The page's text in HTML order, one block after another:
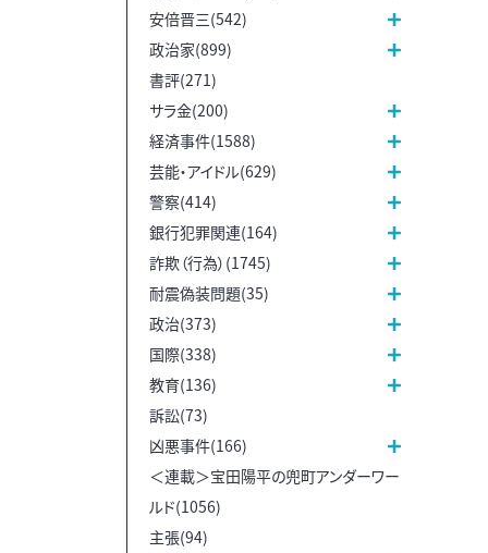
安倍晋三(542)
政治家(899)
書評(271)
サラ金(200)
経済事件(1588)
芸能・アイドル(629)
警察(414)
銀行犯罪関連(164)
詐欺（行為）(1745)
耐震偽装問題(35)
政治(373)
国際(338)
教育(136)
訴訟(73)
凶悪事件(166)
＜連載＞宝田陽平の兜町アンダーワー
ルド(1056)
主張(94)